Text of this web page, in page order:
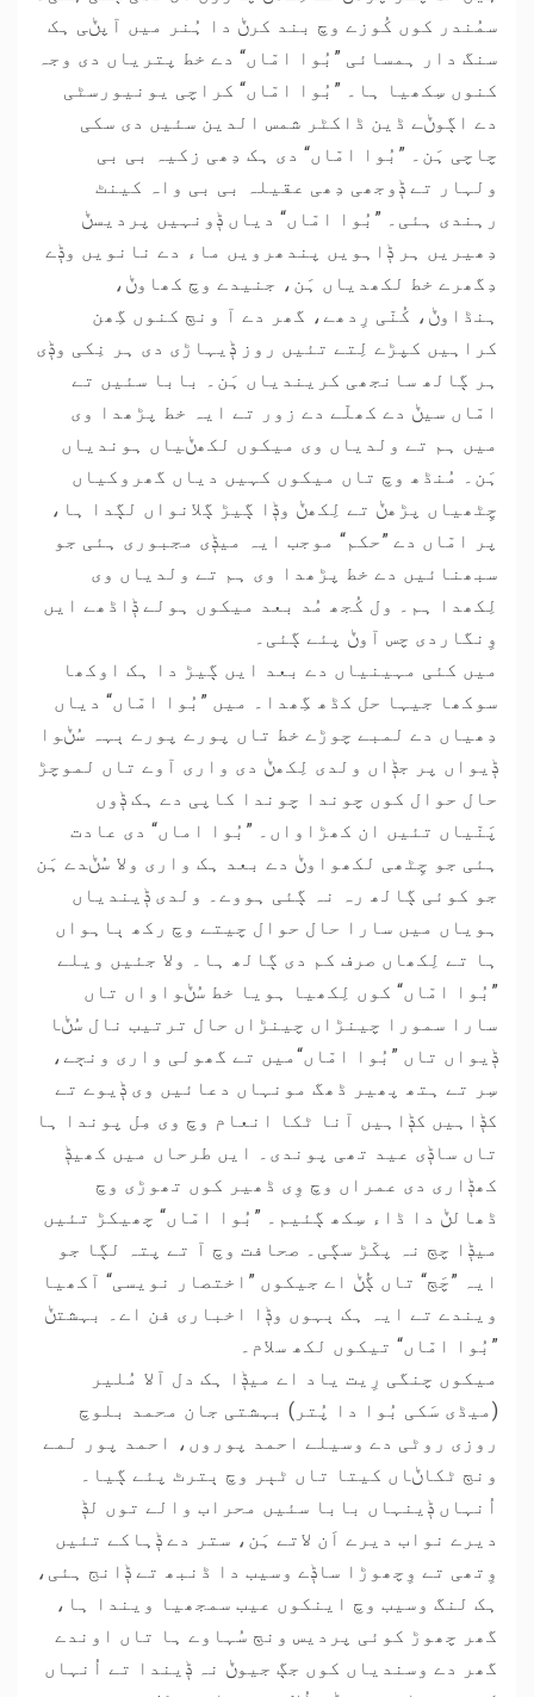
سمُندر کوں کُوزے وچ بند کرݨ دا ہُنر میں آپݨی ہک
سنگ دار ہمسائی ”بُوا امّاں“ دے خط پتریاں دی وجہ
کنوں سِکھیا ہا۔ ”بُوا امّاں“ کراچی یونیورسٹی
دے اڳوݨے ڈین ڈاکٹر شمس الدین سئیں دی سکی
چاچی ہَن۔ ”بُوا امّاں“ دی ہک دِھی زکیہ بی بی
ولہار تے ݙوجھی دِھی عقیلہ بی بی واہ کینٹ
رہندی ہئی۔ ”بُوا امّاں“ دیاں ݙونہیں پردیسݨ
دِھیریں ہر ݙاہویں پندھرویں ماء دے نانویں وݙے
دِگھرے خط لکھدیاں ہَن، جنیدے وچ کھاوݨ،
ہنڈاوݨ، کُنّی رِدھے، گھر دے آ ونڄ کنوں گِھن
کراہیں کپڑے لِتے تئیں روز ݙیہاڑی دی ہر نِکی وݙی
ہر ڳالھ سانجھی کریندیاں ہَن۔ بابا سئیں تے
امّاں سیݨ دے کھلّے دے زور تے ایہ خط پڑھدا وی
میں ہم تے ولدیاں وی میکوں لکھݨیاں ہوندیاں
ہَن۔ مُنڈھ وچ تاں میکوں کہیں دیاں گھروکیاں
چِٹھیاں پڑھݨ تے لِکھݨ وݙا ڳیڑ ڳلانواں لڳدا ہا،
پر امّاں دے ”حکم“ موجب ایہ میݙی مجبوری ہئی جو
سبھنائیں دے خط پڑھدا وی ہم تے ولدیاں وی
لِکھدا ہم۔ ول کُجھ مُد بعد میکوں ہولے ݙاڈھے ایں
وِنگاردی چس آوݨ پئے ڳئی۔
میں کئی مہینیاں دے بعد ایں ڳیڑ دا ہک اوکھا
سوکھا جیہا حل کڈھ گِھدا۔ میں ”بُوا امّاں“ دیاں
دِھیاں دے لمبے چوڑے خط تاں پورے پورے ٻہہ سُݨوا
ݙیواں پر جݙاں ولدی لِکھݨ دی واری آوے تاں لموچڑ
حال حوال کوں چوندا چوندا کاپی دے ہک ݙوں
پَنّیاں تئیں ان کھڑاواں۔ ”بُوا اماں“ دی عادت
ہئی جو چِٹھی لکھواوݨ دے بعد ہک واری ولا سُݨدے ہَن
جو کوئی ڳالھ رہ نہ ڳئی ہووے۔ ولدی ݙیندیاں
ہویاں میں سارا حال حوال چیتے وچ رکھ ٻاہواں
ہا تے لِکھاں صرف کم دی ڳالھ ہا۔ ولا جئیں ویلے
”بُوا امّاں“ کوں لِکھیا ہویا خط سُݨواواں تاں
سارا سمورا چینڑاں چینڑاں حال ترتیب نال سُݨا
ݙیواں تاں ”بُوا امّاں“میں تے گھولی واری ونڄے،
سِر تے ہتھ پھیر ڈھگ مونہاں دعائیں وی ݙیوے تے
کݙاہیں کݙاہیں آنا ٹکا انعام وچ وی مِل پوندا ہا
تاں ساݙی عید تھی پوندی۔ ایں طرحاں میں کھیݙ
کھݙاری دی عمراں وچ وِی ڈھیر کوں تھوڑی وچ
ڈھالݨ دا ڈاء سِکھ ڳئیم۔ ”بُوا امّاں“ چھیکڑ تئیں
میݙا چڄ نہ پکّڑ سڳی۔ صحافت وچ آ تے پتہ لڳا جو
ایہ ”چَڄ“ تاں ڳُݨ اے جیکوں ”اختصار نویسی“ آکھیا
ویندے تے ایہ ہک ٻہوں وݙا اخباری فن اے۔ بہشتݨ
”بُوا امّاں“ تیکوں لکھ سلام۔
میکوں چنگی رِیت یاد اے میݙا ہک دل آلا مُلیر
(میڈی سَکی بُوا دا پُتر) بہشتی جان محمد بلوچ
روزی روٹی دے وسیلے احمد پوروں، احمد پور لمے
ونڄ ٹکاݨاں کیتا تاں ٹٻر وچ ٻترٹ پئے ڳیا۔
اُنہاں ݙینہاں بابا سئیں محراب والے توں لݙ
دیرے نواب دیرے اَن لاتے ہَن، ستر دے ݙہاکے تئیں
وِتھی تے وِچھوڑا ساݙے وسیب دا ڈنبھ تے ݙانج ہئی،
ہک لنگ وسیب وچ اینکوں عیب سمجھیا ویندا ہا،
گھر چھوڑ کوئی پردیس ونڄ سُہاوے ہا تاں اوندے
گھر دے وسندیاں کوں جڳ جیوݨ نہ ݙیندا تے اُنہاں